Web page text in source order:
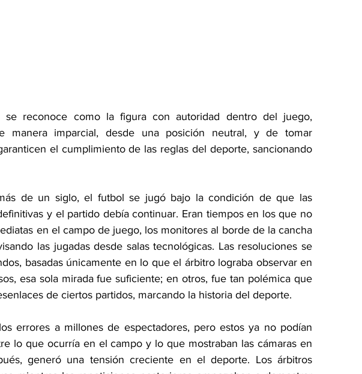
se reconoce como la figura con autoridad dentro del juego,
manera imparcial, desde una posición neutral, y de tomar
el cumplimiento de las reglas del deporte, sancionando
de un siglo, el futbol se jugó bajo la condición de que las
y el partido debía continuar. Eran tiempos en los que no
en el campo de juego, los monitores al borde de la cancha
las jugadas desde salas tecnológicas. Las resoluciones se
basadas únicamente en lo que el árbitro lograba observar en
esa sola mirada fue suficiente; en otros, fue tan polémica que
de ciertos partidos, marcando la historia del deporte.
errores a millones de espectadores, pero estos ya no podían
lo que ocurría en el campo y lo que mostraban las cámaras en
generó una tensión creciente en el deporte. Los árbitros